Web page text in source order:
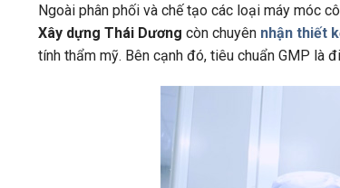
Ngoài phân phối và chế tạo các loại máy móc
Xây dựng Thái Dương còn chuyên nhận thiết
tính thẩm mỹ. Bên cạnh đó, tiêu chuẩn GMP là